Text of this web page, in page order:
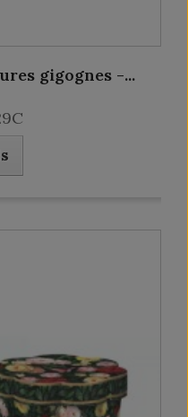
gigognes -...